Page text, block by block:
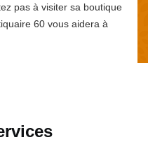
pas à visiter sa boutique
60 vous aidera à